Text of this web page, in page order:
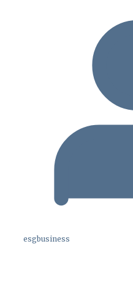
esgbusiness